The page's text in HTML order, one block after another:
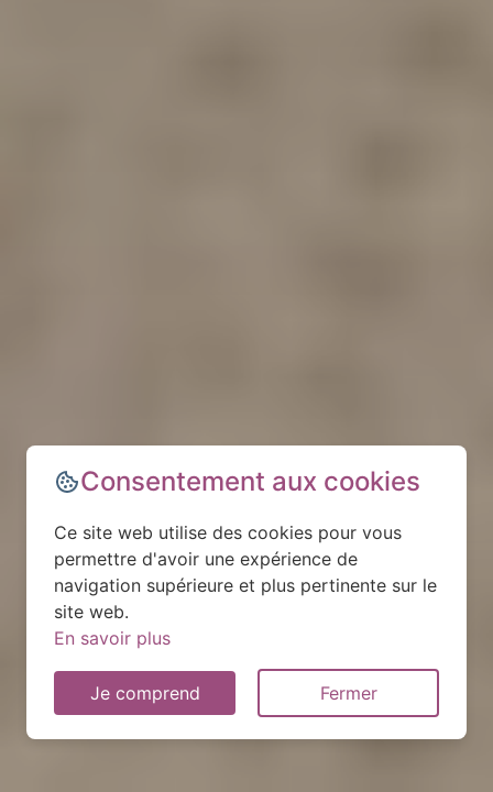
Consentement aux cookies
Ce site web utilise des cookies pour vous
permettre d'avoir une expérience de
navigation supérieure et plus pertinente sur le
site web.
En savoir plus
Je comprend Fermer